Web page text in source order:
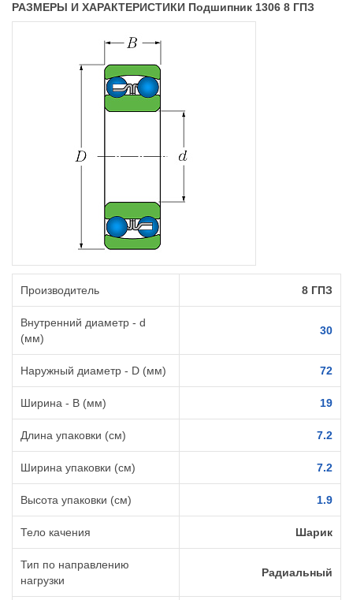
РАЗМЕРЫ И ХАРАКТЕРИСТИКИ Подшипник 1306 8 ГПЗ
Производитель 8 ГПЗ
Внутренний диаметр - d
(мм)
30
Наружный диаметр - D (мм) 72
Ширина - B (мм) 19
Длина упаковки (см) 7.2
Ширина упаковки (см) 7.2
Высота упаковки (см) 1.9
Тело качения Шарик
Тип по направлению
нагрузки
Радиальный